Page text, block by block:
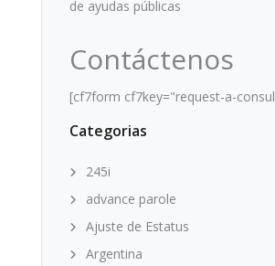
de ayudas públicas
Contáctenos
[cf7form cf7key="request-a-
Categorias
245i
advance parole
Ajuste de Estatus
Argentina